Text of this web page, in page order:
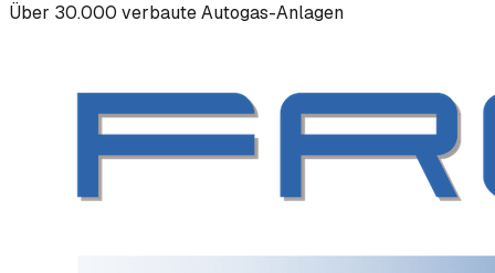
Über 30.000 verbaute Autogas-Anlagen